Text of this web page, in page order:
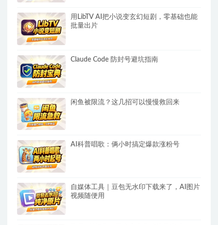
用LibTV AI把小说变玄幻短剧，零基础也能
批量出片
Claude Code 防封号避坑指南
闲鱼被限流？这几招可以慢慢救回来
AI科普唱歌：俩小时搞定爆款涨粉号
自媒体工具｜豆包无水印下载来了，AI图片
视频随便用